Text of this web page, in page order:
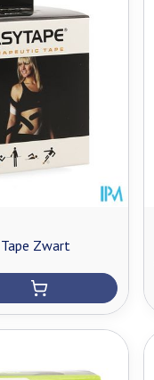
Zwart